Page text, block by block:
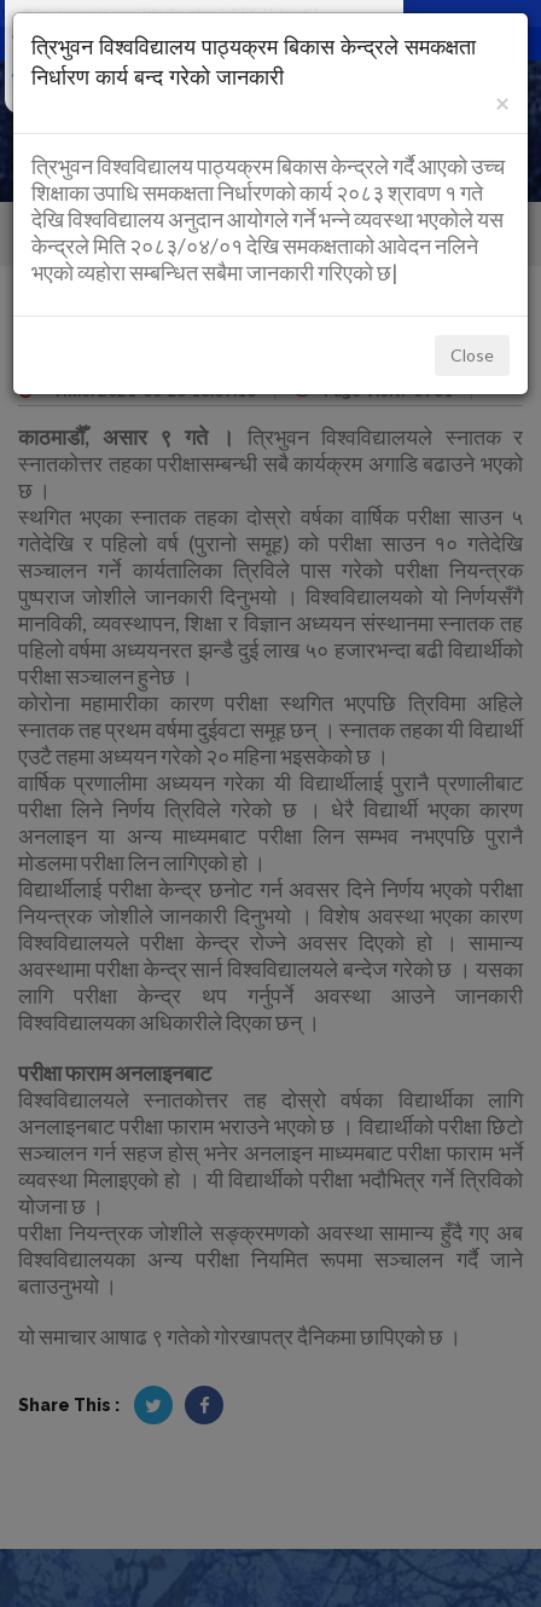
text/x-generic nav.blade.php ( ASCII text )
Back to Home Home post
स्थगित परीक्षा साउनदेखि, अनलाइन परीक्षा लिन
Time: 2021-06-23 18:09:16 Page Visit: 3761
काठमाडौँ, असार ९ गते ।
त्रिभुवन विश्वविद्यालयले स्नातक र
स्नातकोत्तर तहका परीक्षासम्बन्धी सबै कार्यक्रम अगाडि बढाउने भएको
छ ।
स्थगित भएका स्नातक तहका दोस्रो वर्षका वार्षिक परीक्षा साउन ५
गतेदेखि र पहिलो वर्ष (पुरानो समूह) को परीक्षा साउन १० गतेदेखि
सञ्चालन गर्ने कार्यतालिका त्रिविले पास गरेको परीक्षा नियन्त्रक
पुष्पराज जोशीले जानकारी दिनुभयो । विश्वविद्यालयको यो निर्णयसँगै
मानविकी, व्यवस्थापन, शिक्षा र विज्ञान अध्ययन संस्थानमा स्नातक तह
पहिलो वर्षमा अध्ययनरत झन्डै दुई लाख ५० हजारभन्दा बढी विद्यार्थीको
परीक्षा सञ्चालन हुनेछ ।
कोरोना महामारीका कारण परीक्षा स्थगित भएपछि त्रिविमा अहिले
स्नातक तह प्रथम वर्षमा दुईवटा समूह छन् । स्नातक तहका यी विद्यार्थी
एउटै तहमा अध्ययन गरेको २० महिना भइसकेको छ ।
वार्षिक प्रणालीमा अध्ययन गरेका यी विद्यार्थीलाई पुरानै प्रणालीबाट
परीक्षा लिने निर्णय त्रिविले गरेको छ । धेरै विद्यार्थी भएका कारण
अनलाइन या अन्य माध्यमबाट परीक्षा लिन सम्भव नभएपछि पुरानै
मोडलमा परीक्षा लिन लागिएको हो ।
विद्यार्थीलाई परीक्षा केन्द्र छनोट गर्न अवसर दिने निर्णय भएको परीक्षा
नियन्त्रक जोशीले जानकारी दिनुभयो । विशेष अवस्था भएका कारण
विश्वविद्यालयले परीक्षा केन्द्र रोज्ने अवसर दिएको हो । सामान्य
अवस्थामा परीक्षा केन्द्र सार्न विश्वविद्यालयले बन्देज गरेको छ । यसका
लागि परीक्षा केन्द्र थप गर्नुपर्ने अवस्था आउने जानकारी
विश्वविद्यालयका अधिकारीले दिएका छन् ।
परीक्षा फाराम अनलाइनबाट
विश्वविद्यालयले स्नातकोत्तर तह दोस्रो वर्षका विद्यार्थीका लागि
अनलाइनबाट परीक्षा फाराम भराउने भएको छ । विद्यार्थीको परीक्षा छिटो
सञ्चालन गर्न सहज होस् भनेर अनलाइन माध्यमबाट परीक्षा फाराम भर्ने
व्यवस्था मिलाइएको हो । यी विद्यार्थीको परीक्षा भदौभित्र गर्ने त्रिविको
योजना छ ।
परीक्षा नियन्त्रक जोशीले सङ्क्रमणको अवस्था सामान्य हुँदै गए अब
विश्वविद्यालयका अन्य परीक्षा नियमित रूपमा सञ्चालन गर्दै जाने
बताउनुभयो ।
यो समाचार आषाढ ९ गतेको गोरखापत्र दैनिकमा छापिएको छ ।
Share This :
त्रिभुवन विश्वविद्यालय पाठ्यक्रम बिकास केन्द्रले समकक्षता
निर्धारण कार्य बन्द गरेको जानकारी
×
त्रिभुवन विश्वविद्यालय पाठ्यक्रम बिकास केन्द्रले गर्दै आएको उच्च
शिक्षाका उपाधि समकक्षता निर्धारणको कार्य २०८३ श्रावण १ गते
देखि विश्वविद्यालय अनुदान आयोगले गर्ने भन्ने व्यवस्था भएकोले यस
केन्द्रले मिति २०८३/०४/०१ देखि समकक्षताको आवेदन नलिने
भएको व्यहोरा सम्बन्धित सबैमा जानकारी गरिएको छ|
Close